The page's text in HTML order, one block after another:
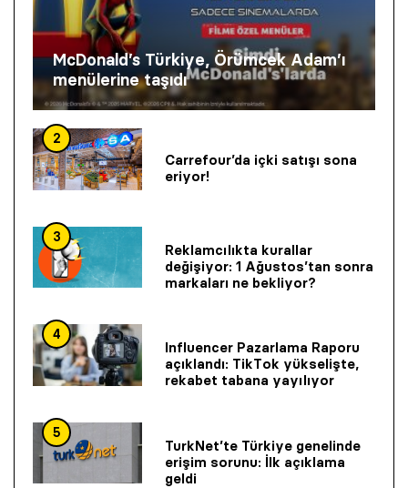
McDonald’s Türkiye, Örümcek Adam’ı
menülerine taşıdı
2
Carrefour’da içki satışı sona
eriyor!
3
Reklamcılıkta kurallar
değişiyor: 1 Ağustos’tan sonra
markaları ne bekliyor?
4
Influencer Pazarlama Raporu
açıklandı: TikTok yükselişte,
rekabet tabana yayılıyor
5
TurkNet’te Türkiye genelinde
erişim sorunu: İlk açıklama
geldi